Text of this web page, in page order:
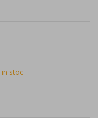
in stoc